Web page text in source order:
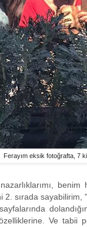
Ferayım eksik fotoğrafta, 7
sırada
Ve tabii